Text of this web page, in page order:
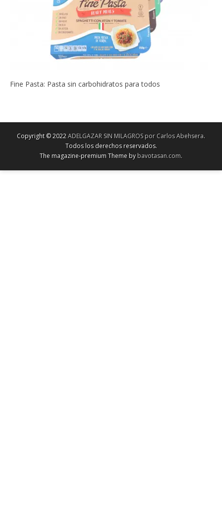
Fine Pasta: Pasta sin carbohidratos para todos
Copyright © 2022ADELGAZAR SIN MILAGROS por Carlos Abehsera.
Todos los derechos reservados.
The magazine-premium Theme bybavotasan.com.